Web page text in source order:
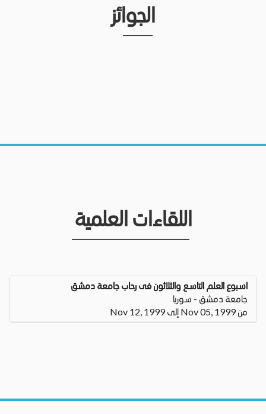
الجوائز
اللقاءات العلمية
اسبوع العلم التاسع والثلاثون فى رحاب جامعة دمشق
جامعة دمشق - سوريا
من Nov 05, 1999 إلى Nov 12, 1999